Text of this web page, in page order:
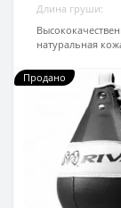
Длина груши:
Материал:
натуральная
Продано